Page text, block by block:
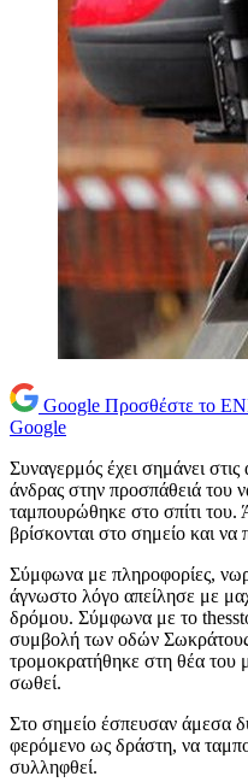
Google Προσθέστε το
Google
Συναγερμός έχει σημάνει στις
άνδρας στην προσπάθειά του
ταμπουρώθηκε στο σπίτι του.
βρίσκονται στο σημείο και
Σύμφωνα με πληροφορίες,
άγνωστο λόγο απείλησε με
δρόμου. Σύμφωνα με το
συμβολή των οδών
τρομοκρατήθηκε στη θέα του
σωθεί.
Στο σημείο έσπευσαν άμεσα
φερόμενο ως δράστη, να
συλληφθεί.